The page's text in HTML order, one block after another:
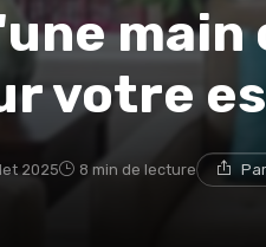
votre
2025 8 min de lecture